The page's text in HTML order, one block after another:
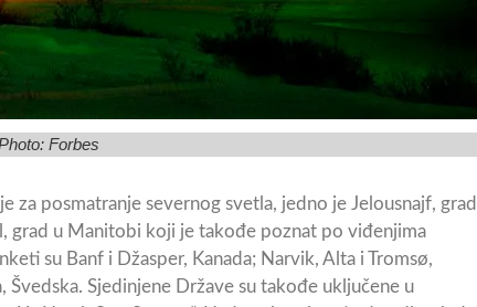
Forbes
za posmatranje severnog svetla, jedno je Jelousnajf, grad
grad u Manitobi koji je takođe poznat po viđenjima
su Banf i Džasper, Kanada; Narvik, Alta i Tromsø,
Sjedinjene Države su takođe uključene u